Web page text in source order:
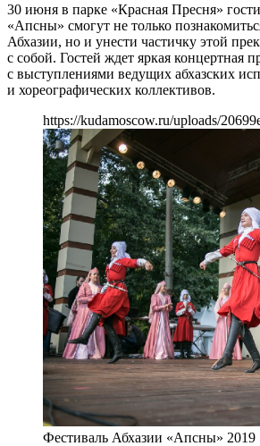
30 июня в парке «Красная Пресня»
«Апсны» смогут не только
Абхазии, но и унести частичку этой
с собой. Гостей ждет яркая концертная
с выступлениями ведущих абхазских
и хореографических коллективов.
https://kudamoscow.ru/uploads/
Фестиваль Абхазии «Апсны» 2019